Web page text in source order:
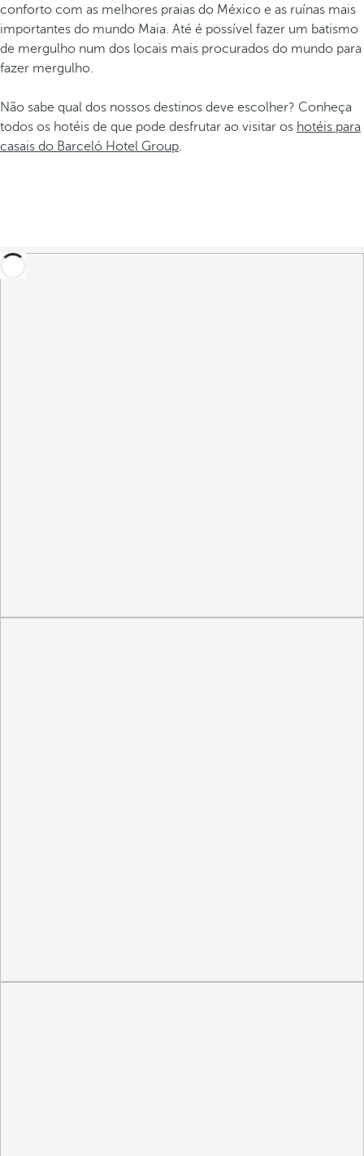
conforto com as melhores praias do México e as ruínas mais
importantes do mundo Maia. Até é possível fazer um batismo
de mergulho num dos locais mais procurados do mundo para
fazer mergulho.
Não sabe qual dos nossos destinos deve escolher? Conheça
todos os hotéis de que pode desfrutar ao visitar os hotéis para
casais do Barceló Hotel Group.